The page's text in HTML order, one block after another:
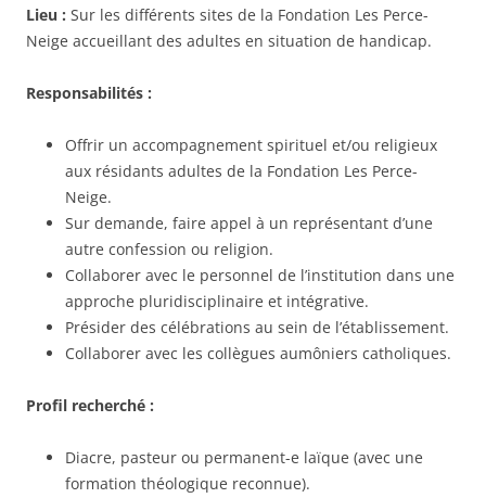
Lieu : Sur les différents sites de la Fondation Les Perce-
Neige accueillant des adultes en situation de handicap.
Responsabilités :
Offrir un accompagnement spirituel et/ou religieux
aux résidants adultes de la Fondation Les Perce-
Neige.
Sur demande, faire appel à un représentant d’une
autre confession ou religion.
Collaborer avec le personnel de l’institution dans une
approche pluridisciplinaire et intégrative.
Présider des célébrations au sein de l’établissement.
Collaborer avec les collègues aumôniers catholiques.
Profil recherché :
Diacre, pasteur ou permanent-e laïque (avec une
formation théologique reconnue).